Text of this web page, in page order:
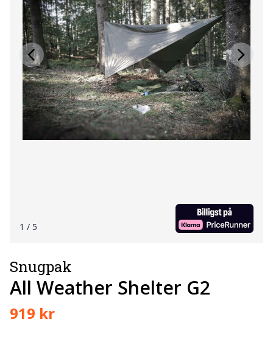
1 / 5
Snugpak
All Weather Shelter G2
919 kr